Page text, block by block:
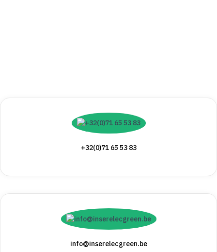
+32(0)71 65 53 83
info@inserelecgreen.be